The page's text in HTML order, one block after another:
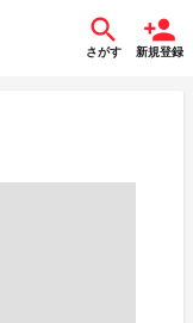
さがす 新規登録